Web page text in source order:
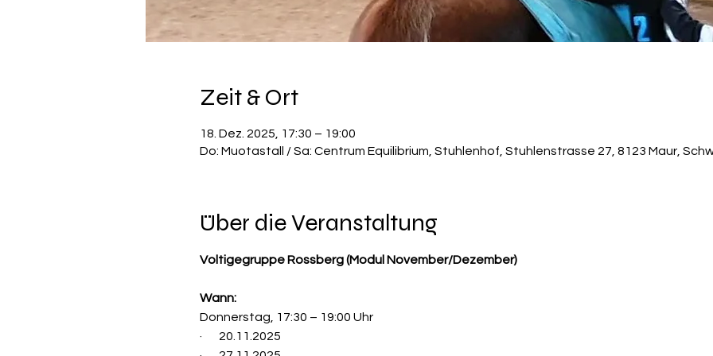
Zeit & Ort
18. Dez. 2025, 17:30 – 19:00
Do: Muotastall / Sa: Centrum Equilibrium, Stuhlenhof, Stuhlenstrasse 27, 8123 Maur,
Über die Veranstaltung
Voltigegruppe Rossberg (Modul November/Dezember)
Wann:
Donnerstag, 17:30 – 19:00 Uhr
·       20.11.2025